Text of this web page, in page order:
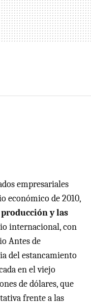
empresariales
económico de 2010,
y las
internacional, con
Antes de
del estancamiento
en el viejo
de dólares, que
frente a las